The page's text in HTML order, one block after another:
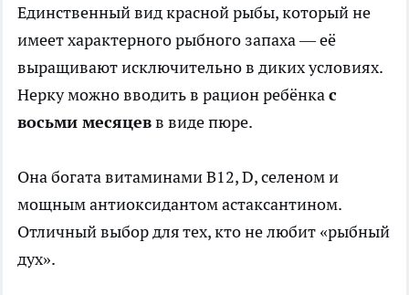
Единственный вид красной рыбы, который не
имеет характерного рыбного запаха — её
выращивают исключительно в диких условиях.
Нерку можно вводить в рацион ребёнкас
восьми месяцевв виде пюре.
Она богата витаминами B12, D, селеном и
мощным антиоксидантом астаксантином.
Отличный выбор для тех, кто не любит «рыбный
дух».